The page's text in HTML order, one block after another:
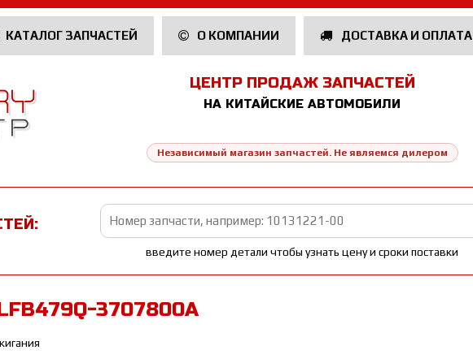
КАТАЛОГ ЗАПЧАСТЕЙ О КОМПАНИИ ДОСТАВКА И ОПЛАТА
ЦЕНТР ПРОДАЖ ЗАПЧАСТЕЙ
НА КИТАЙСКИЕ АВТОМОБИЛИ
Независимый магазин запчастей. Не являемся дилером
введите номер детали чтобы узнать цену и сроки поставки
3707800A